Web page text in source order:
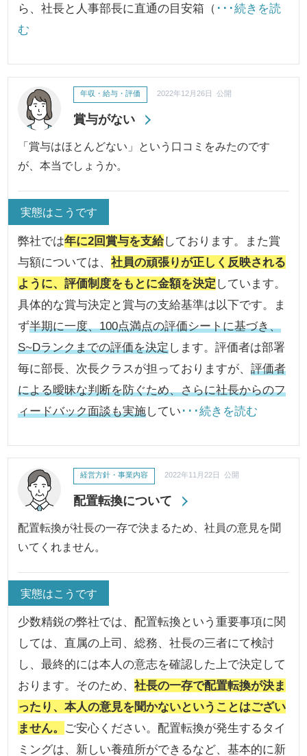
ら、社長と人事部長に直通の目安箱（ ･･･続きを読
む
賞与がない
年収・給与・評価 2022年12月26日 公開
「賞与はほとんどない」という口コミをみたのです
が、本当でしょうか。
実態はこうです
弊社では年に2回賞与を支給しております。また賞
与額については、社員の頑張りが正しく反映される
ように、評価制度をもとに金額を決定 しています。
具体的な賞与決定と賞与の支給基準は以下です。ま
ず半期に一度、100点満点の評価シートに基づき、
S~Dランクまでの評価を決定します。評価者は部署
毎に部長、次長クラスが担っておりますが、評価者
による曖昧な判断を防ぐため、さらに社長からのフ
ィードバック面談も実施してい ･･･続きを読む
配置転換について
経営方針・事業内容 2022年11月22日 公開
配置転換が社長の一存で決まるため、社員の意見を聞
いてくれません。
実態はこうです
少数精鋭の弊社では、配置転換という重要事項に関
しては、直属の上司、総務、社長の三者にて検討
し、最終的には本人の意志を確認した上で決定して
おります。そのため、社長の一存で配置転換が決ま
ったり、本人の意見を聞かないということはござい
ません。 ご安心ください。配置転換が発生するタイ
ミングは、新しい養殖所ができるなど、基本的に新